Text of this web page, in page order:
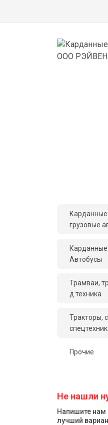
грузовые
Автобусы
Трамваи,
д техника
Тракторы,
Прочие
Не нашли
Напишите
лучший